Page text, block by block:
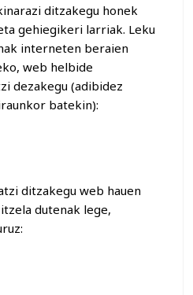
ditzakegu honek
gehiegikeri larriak. Leku
interneten beraien
web helbide
dezakegu (adibidez
batekin):
ditzakegu web hauen
dutenak lege,